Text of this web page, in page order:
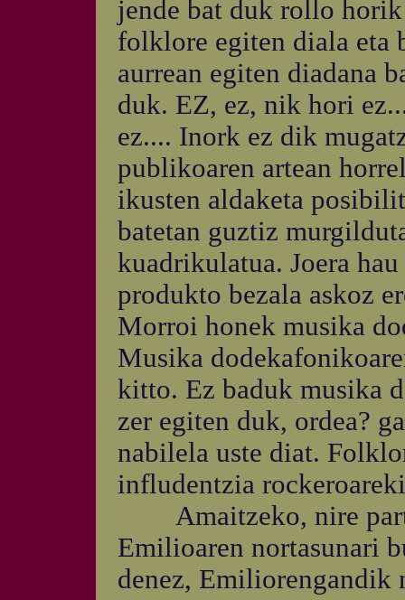
jende bat duk rollo
folklore egiten diala eta
aurrean egiten diadana
duk. EZ, ez, nik hori
ez.... Inork ez dik
publikoaren artean
ikusten aldaketa
batetan guztiz
kuadrikulatua. Joera
produkto bezala askoz
Morroi honek musika
Musika
kitto. Ez baduk musika
zer egiten duk, ordea?
nabilela uste diat.
infludentzia
Amaitzeko, nire
Emilioaren nortasunari
denez, Emiliorengandik